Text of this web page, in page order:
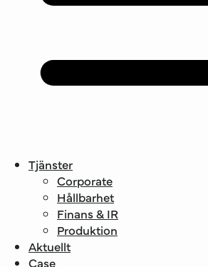
Tjänster
Corporate
Hållbarhet
Finans & IR
Produktion
Aktuellt
Case